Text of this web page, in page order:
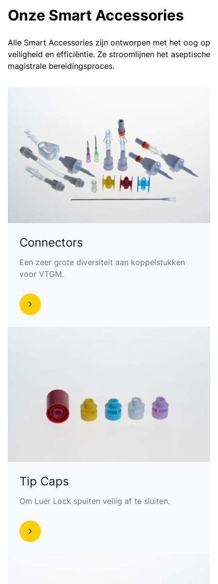
Onze Smart Accessories
Alle Smart Accessories zijn ontworpen met het oog op
veiligheid en efficiëntie. Ze stroomlijnen het aseptische
magistrale bereidingsproces.
Connectors
Een zeer grote diversiteit aan koppelstukken
voor VTGM.
Tip Caps
Om Luer Lock spuiten veilig af te sluiten.